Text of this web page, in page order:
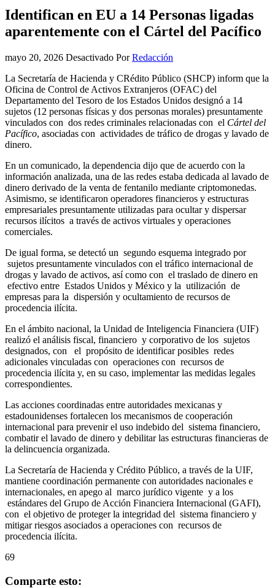
Identifican en EU a 14 Personas ligadas
aparentemente con el Cártel del Pacífico
mayo 20, 2026 Desactivado Por Redacción
La Secretaría de Hacienda y CRédito Público (SHCP) inform que la
Oficina de Control de Activos Extranjeros (OFAC) del
Departamento del Tesoro de los Estados Unidos designó a 14
sujetos (12 personas físicas y dos personas morales) presuntamente
vinculados con dos redes criminales relacionadas con el Cártel del
Pacífico, asociadas con actividades de tráfico de drogas y lavado de
dinero.
En un comunicado, la dependencia dijo que de acuerdo con la
información analizada, una de las redes estaba dedicada al lavado de
dinero derivado de la venta de fentanilo mediante criptomonedas.
Asimismo, se identificaron operadores financieros y estructuras
empresariales presuntamente utilizadas para ocultar y dispersar
recursos ilícitos a través de activos virtuales y operaciones
comerciales.
De igual forma, se detectó un segundo esquema integrado por
sujetos presuntamente vinculados con el tráfico internacional de
drogas y lavado de activos, así como con el traslado de dinero en
efectivo entre Estados Unidos y México y la utilización de
empresas para la dispersión y ocultamiento de recursos de
procedencia ilícita.
En el ámbito nacional, la Unidad de Inteligencia Financiera (UIF)
realizó el análisis fiscal, financiero y corporativo de los sujetos
designados, con el propósito de identificar posibles redes
adicionales vinculadas con operaciones con recursos de
procedencia ilícita y, en su caso, implementar las medidas legales
correspondientes.
Las acciones coordinadas entre autoridades mexicanas y
estadounidenses fortalecen los mecanismos de cooperación
internacional para prevenir el uso indebido del sistema financiero,
combatir el lavado de dinero y debilitar las estructuras financieras de
la delincuencia organizada.
La Secretaría de Hacienda y Crédito Público, a través de la UIF,
mantiene coordinación permanente con autoridades nacionales e
internacionales, en apego al marco jurídico vigente y a los
estándares del Grupo de Acción Financiera Internacional (GAFI),
con el objetivo de proteger la integridad del sistema financiero y
mitigar riesgos asociados a operaciones con recursos de
procedencia ilícita.
69
Comparte esto: